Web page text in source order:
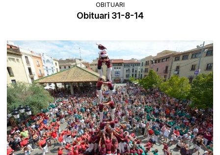
OBITUARI
Obituari 31-8-14